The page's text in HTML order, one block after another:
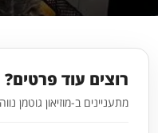
רוצים עוד פרטים?
מתעניינים ב-מוזיאון גוטמן